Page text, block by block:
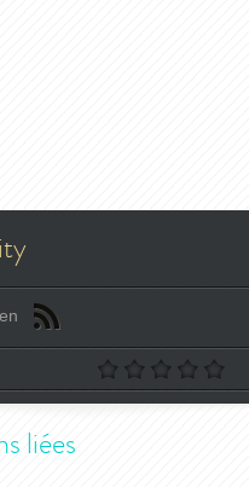
liées